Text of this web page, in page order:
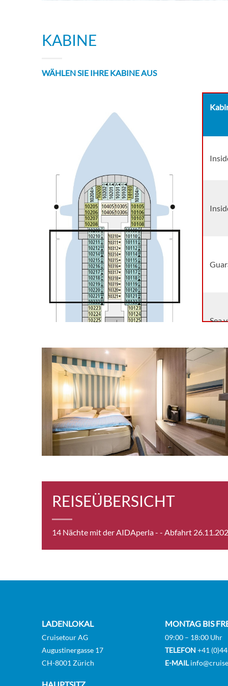
KABINE
WÄHLEN SIE IHRE KABINE AUS
Sea
Sea
[DL]
REISEÜBERSICHT
14 Nächte mit der AIDAperla - - Abfahrt
LADENLOKAL
Cruisetour AG
Augustinergasse 17
CH-8001 Zürich
MONTAG BIS
09:00 – 18:00 Uhr
TELEFON +41
E-MAIL